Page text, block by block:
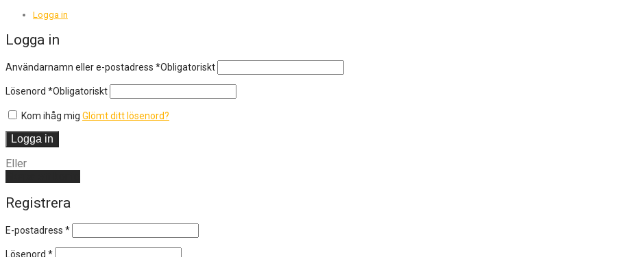
Logga in
Logga in
Användarnamn eller e-postadress *Obligatoriskt
Lösenord *Obligatoriskt
Kom ihåg mig Glömt ditt lösenord?
Logga in
Eller
Registrera
E-postadress *
Lösenord *